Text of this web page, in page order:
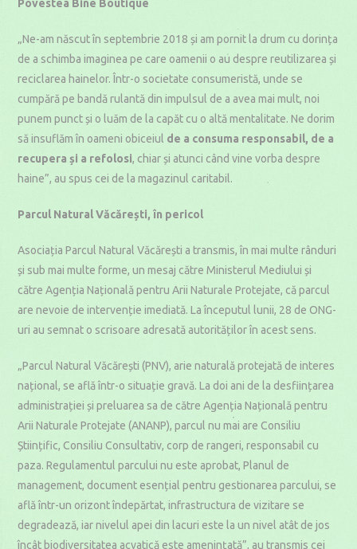
Povestea Bine Boutique
„Ne-am născut în septembrie 2018 și am pornit la drum cu dorința
de a schimba imaginea pe care oamenii o au despre reutilizarea și
reciclarea hainelor. Într-o societate consumeristă, unde se
cumpără pe bandă rulantă din impulsul de a avea mai mult, noi
punem punct și o luăm de la capăt cu o altă mentalitate. Ne dorim
să insuflăm în oameni obiceiul de a consuma responsabil, de a
recupera și a refolosi, chiar și atunci când vine vorba despre
haine”, au spus cei de la magazinul caritabil.
Parcul Natural Văcărești, în pericol
Asociația Parcul Natural Văcărești a transmis, în mai multe rânduri
și sub mai multe forme, un mesaj către Ministerul Mediului și
către Agenția Națională pentru Arii Naturale Protejate, că parcul
are nevoie de intervenție imediată. La începutul lunii, 28 de ONG-
uri au semnat o scrisoare adresată autorităților în acest sens.
„Parcul Natural Văcărești (PNV), arie naturală protejată de interes
național, se află într-o situație gravă. La doi ani de la desființarea
administrației și preluarea sa de către Agenția Națională pentru
Arii Naturale Protejate (ANANP), parcul nu mai are Consiliu
Științific, Consiliu Consultativ, corp de rangeri, responsabil cu
paza. Regulamentul parcului nu este aprobat, Planul de
management, document esențial pentru gestionarea parcului, se
află într-un orizont îndepărtat, infrastructura de vizitare se
degradează, iar nivelul apei din lacuri este la un nivel atât de jos
încât biodiversitatea acvatică este amenințată”, au transmis cei